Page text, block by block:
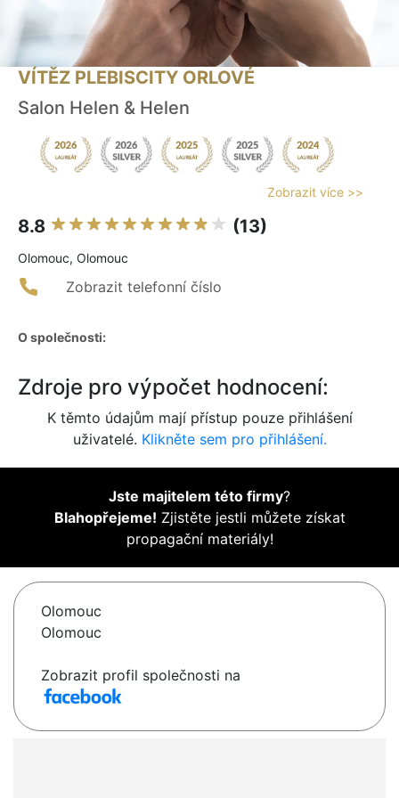
VÍTĚZ PLEBISCITY ORLOVÉ
Salon Helen & Helen
Zobrazit více >>
8.8 (13)
Olomouc, Olomouc
Zobrazit telefonní číslo
O společnosti:
Zdroje pro výpočet hodnocení:
K těmto údajům mají přístup pouze přihlášení
uživatelé. Klikněte sem pro přihlášení.
Jste majitelem této firmy?
Blahopřejeme! Zjistěte jestli můžete získat
propagační materiály!
Olomouc
Olomouc
Zobrazit profil společnosti na